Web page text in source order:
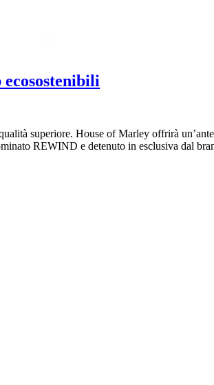
superiore. House of Marley offrirà
REWIND e detenuto in esclusiva dal